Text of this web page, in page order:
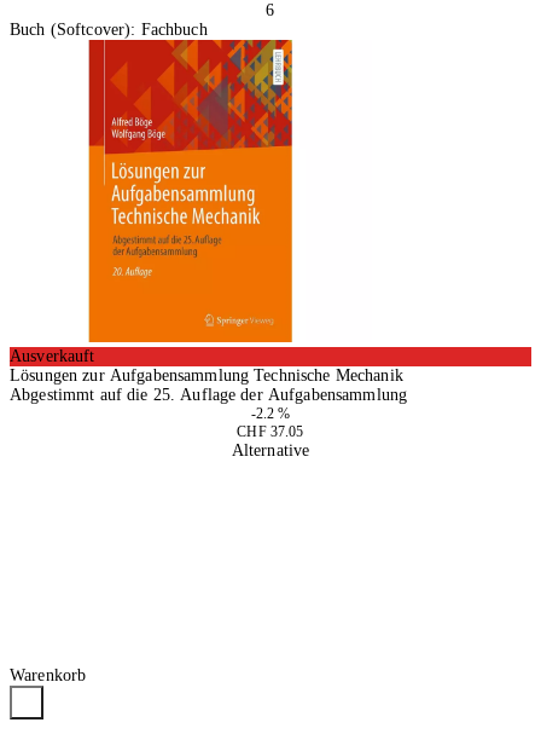
6
Buch (Softcover): Fachbuch
Ausverkauft
Lösungen zur Aufgabensammlung Technische Mechanik
Abgestimmt auf die 25. Auflage der Aufgabensammlung
-2.2 %
CHF 37.05
Alternative
Warenkorb